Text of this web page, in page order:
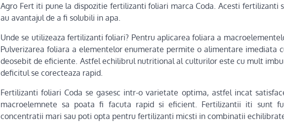
Agro Fert iti pune la dispozitie fertilizanti foliari marca Coda. Acesti fertilizanti
au avantajul de a fi solubili in apa.
Unde se utilizeaza fertilizanti foliari? Pentru aplicarea foliara a
Pulverizarea foliara a elementelor enumerate permite o alimentare imediata
deosebit de eficiente. Astfel echilibrul nutritional al culturilor este cu mult
deficitul se corecteaza rapid.
Fertilizanti foliari Coda se gasesc intr-o varietate optima, astfel incat
macroelemnete sa poata fi facuta rapid si eficient. Fertilizantii iti sunt
concentratii mari sau poti opta pentru fertilizanti micsti in combinatii